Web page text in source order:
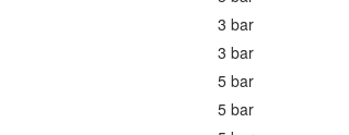
3 bar
3 bar
5 bar
5 bar